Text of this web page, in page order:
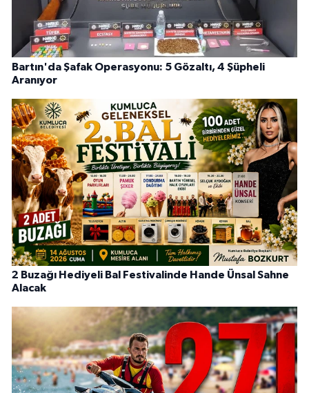
Bartın'da Şafak Operasyonu: 5 Gözaltı, 4 Şüpheli
Aranıyor
2 Buzağı Hediyeli Bal Festivalinde Hande Ünsal Sahne
Alacak